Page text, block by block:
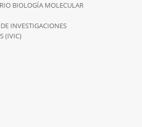
BIOLOGÍA MOLECULAR
INVESTIGACIONES
(IVIC)